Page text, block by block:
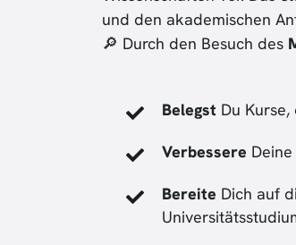
und den akademischen
🔎 Durch den Besuch des
Belegst Du
Verbessere
Bereite Dich auf